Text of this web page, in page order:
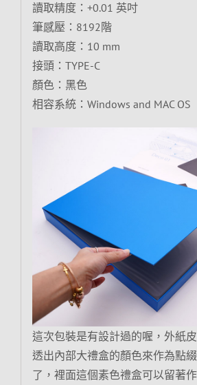
讀取精度：+0.01 英吋
筆感壓：8192階
讀取高度：10 mm
接頭：TYPE-C
顏色：黑色
相容系統：Windows and MAC OS
這次包裝是有設計過的喔，外紙
透出內部大禮盒的顏色來作為點
了，裡面這個素色禮盒可以留著